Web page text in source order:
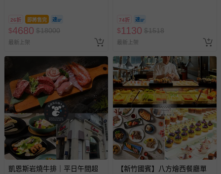
26折 即將售完
$4680 $18000
最新上架
74折
$1130 $1518
最新上架
凱恩斯岩燒牛排｜平日午間超
【新竹國賓】八方燴西餐廳單